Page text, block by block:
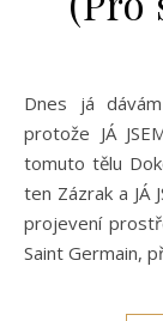
Dnes já dávám každé věci v mém světě Dokonalost,
protože JÁ
tomuto tělu
ten Zázrak a JÁ
projevení
Saint Germain,